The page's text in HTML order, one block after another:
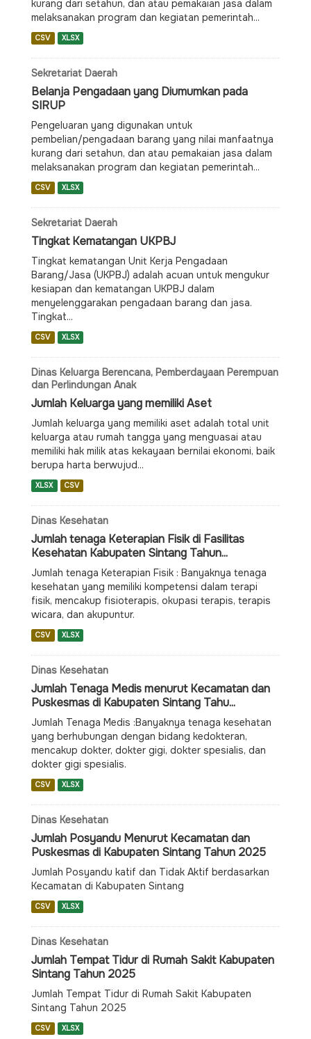
kurang dari setahun, dan atau pemakaian jasa dalam
melaksanakan program dan kegiatan pemerintah...
CSV XLSX
Sekretariat Daerah
Belanja Pengadaan yang Diumumkan pada
SIRUP
Pengeluaran yang digunakan untuk
pembelian/pengadaan barang yang nilai manfaatnya
kurang dari setahun, dan atau pemakaian jasa dalam
melaksanakan program dan kegiatan pemerintah...
CSV XLSX
Sekretariat Daerah
Tingkat Kematangan UKPBJ
Tingkat kematangan Unit Kerja Pengadaan
Barang/Jasa (UKPBJ) adalah acuan untuk mengukur
kesiapan dan kematangan UKPBJ dalam
menyelenggarakan pengadaan barang dan jasa.
Tingkat...
CSV XLSX
Dinas Keluarga Berencana, Pemberdayaan Perempuan
dan Perlindungan Anak
Jumlah Keluarga yang memiliki Aset
Jumlah keluarga yang memiliki aset adalah total unit
keluarga atau rumah tangga yang menguasai atau
memiliki hak milik atas kekayaan bernilai ekonomi, baik
berupa harta berwujud...
XLSX CSV
Dinas Kesehatan
Jumlah tenaga Keterapian Fisik di Fasilitas
Kesehatan Kabupaten Sintang Tahun...
Jumlah tenaga Keterapian Fisik : Banyaknya tenaga
kesehatan yang memiliki kompetensi dalam terapi
fisik, mencakup fisioterapis, okupasi terapis, terapis
wicara, dan akupuntur.
CSV XLSX
Dinas Kesehatan
Jumlah Tenaga Medis menurut Kecamatan dan
Puskesmas di Kabupaten Sintang Tahu...
Jumlah Tenaga Medis :Banyaknya tenaga kesehatan
yang berhubungan dengan bidang kedokteran,
mencakup dokter, dokter gigi, dokter spesialis, dan
dokter gigi spesialis.
CSV XLSX
Dinas Kesehatan
Jumlah Posyandu Menurut Kecamatan dan
Puskesmas di Kabupaten Sintang Tahun 2025
Jumlah Posyandu katif dan Tidak Aktif berdasarkan
Kecamatan di Kabupaten Sintang
CSV XLSX
Dinas Kesehatan
Jumlah Tempat Tidur di Rumah Sakit Kabupaten
Sintang Tahun 2025
Jumlah Tempat Tidur di Rumah Sakit Kabupaten
Sintang Tahun 2025
CSV XLSX